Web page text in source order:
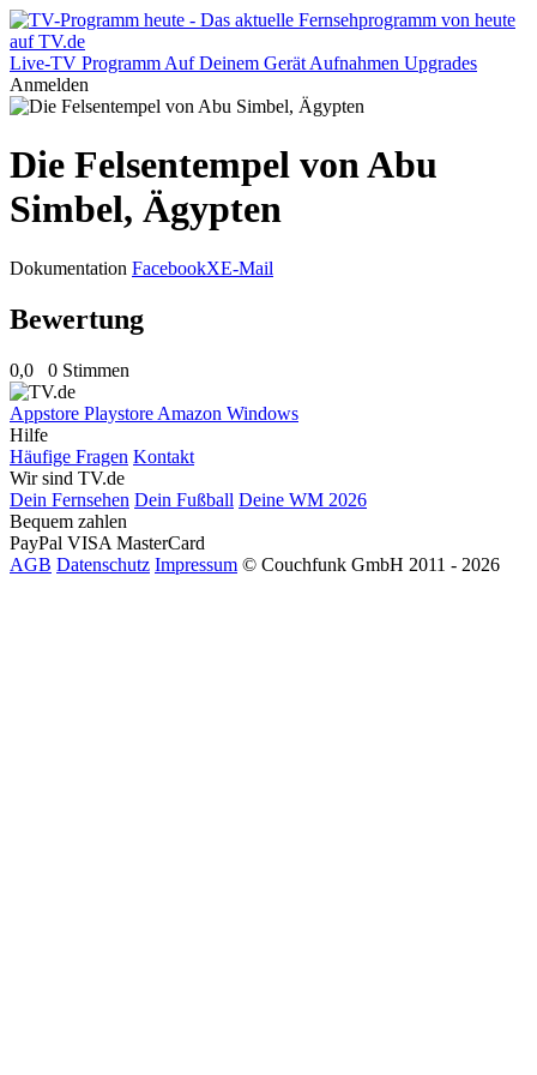
Live-TV Programm Auf Deinem Gerät Aufnahmen Upgrades
Anmelden
Die Felsentempel von Abu
Simbel, Ägypten
Dokumentation FacebookXE-Mail
Bewertung
0,0 0 Stimmen
Appstore Playstore Amazon Windows
Hilfe
Häufige Fragen Kontakt
Wir sind TV.de
Dein Fernsehen Dein Fußball Deine WM 2026
Bequem zahlen
PayPal VISA MasterCard
AGB Datenschutz Impressum © Couchfunk GmbH 2011 - 2026